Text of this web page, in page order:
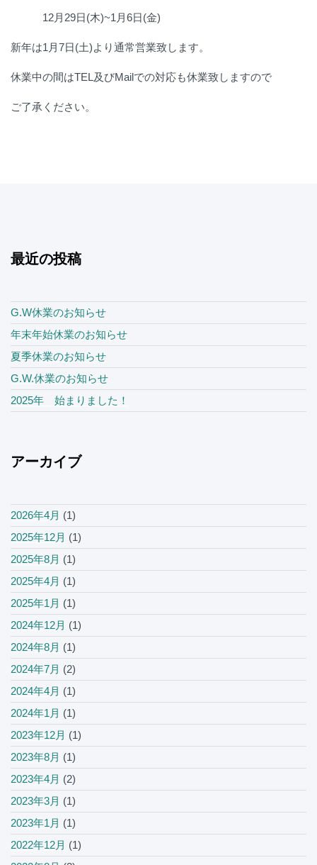
12月29日(木)~1月6日(金)
新年は1月7日(土)より通常営業致します。
休業中の間はTEL及びMailでの対応も休業致しますので
ご了承ください。
最近の投稿
G.W休業のお知らせ
年末年始休業のお知らせ
夏季休業のお知らせ
G.W.休業のお知らせ
2025年 始まりました！
アーカイブ
2026年4月 (1)
2025年12月 (1)
2025年8月 (1)
2025年4月 (1)
2025年1月 (1)
2024年12月 (1)
2024年8月 (1)
2024年7月 (2)
2024年4月 (1)
2024年1月 (1)
2023年12月 (1)
2023年8月 (1)
2023年4月 (2)
2023年3月 (1)
2023年1月 (1)
2022年12月 (1)